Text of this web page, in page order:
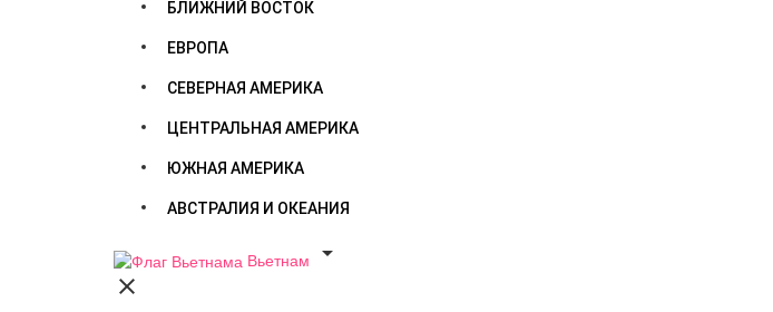
БЛИЖНИЙ ВОСТОК
ЕВРОПА
СЕВЕРНАЯ АМЕРИКА
ЦЕНТРАЛЬНАЯ АМЕРИКА
ЮЖНАЯ АМЕРИКА
АВСТРАЛИЯ И ОКЕАНИЯ
Вьетнам

